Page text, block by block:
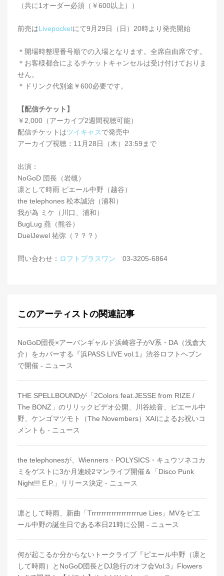
（共に1オーダー必須（￥600以上））
前売はLivepocketにて9月29日（日）20時より発売開始
＊開場時整理番号順での入場となります。全席自由席です。
＊お客様都合によるチケットキャンセルは受け付けておりま
せん。
＊ドリンク代別途￥600必要です。
【配信チケット】
￥2,000（アーカイブ2週間視聴可能）
配信チケットはツイキャスで発売中
アーカイブ視聴：11月28日（木）23:59まで
出演：
NoGoD 団長（岩槻）
凛として時雨 ピエール中野（越谷）
the telephones 松本誠治（浦和）
我が為 ミケ（川口、浦和）
BugLug 燕（熊谷）
DuelJewel 祐弥（？？？）
問い合わせ： ロフトプラスワン 03-3205-6864
このアーティストの関連記事
NoGoD団長×アーバンギャルド浜崎容子がV系・DA（浅倉大
介）をカバーする『浜PASS LIVE vol.1』渋谷ロフトヘブン
で開催 - ニュース
THE SPELLBOUNDが「2Colors feat.JESSE from RIZE /
The BONZ」のリリックビデオ公開、川谷絵音、ピエール中
野、ケンゴマツモト（The Novembers）XAIによるお祝いコ
メントも - ニュース
the telephonesが、Wienners・POLYSICS・キュウソネコカ
ミをゲストに3か月連続2マンライブ開催＆「Disco Punk
Night!!! E.P.」リリース決定 - ニュース
凛として時雨、新曲「Trrrrrrrrrrrrrrrrrrrue Lies」MVをピエ
ール中野の誕生日である本日21時に公開 - ニュース
何が起こるか分からないトークライブ『ピエール中野（凛と
して時雨）とNoGoD団長とDJ急行のオフ会Vol.3』Flowers